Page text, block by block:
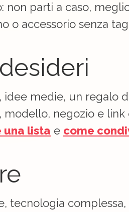
non parti a caso,
o accessorio senza
medie, un regalo
modello, negozio e
una lista e come
tecnologia